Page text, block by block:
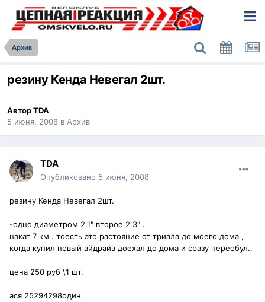
Архив
резину Кенда Невегал 2шт.
АвторTDA
5 июня, 2008 в Архив
TDA
Опубликовано 5 июня, 2008
резину Кенда Невегал 2шт.
-одно диаметром 2.1" второе 2.3" .
накат 7 км . тоесть это растояние от триала до моего дома ,
когда купил новый айдрайв доехал до дома и сразу переобул..
цена 250 руб \1 шт.
ася 25294298один.